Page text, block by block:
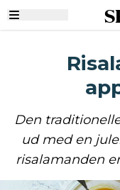
Den
ud med en
risalamanden